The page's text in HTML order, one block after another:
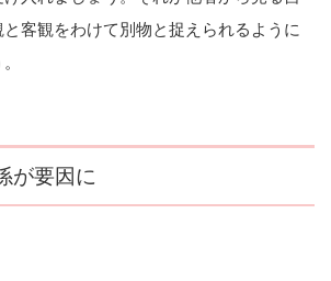
客観をわけて別物と捉えられるように
が要因に